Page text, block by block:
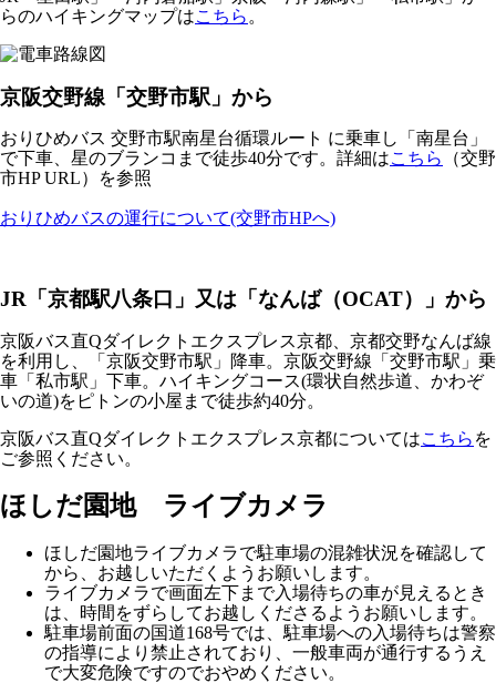
らのハイキングマップはこちら 。
京阪交野線「交野市駅」から
おりひめバス 交野市駅南星台循環ルート に乗車し「南星台」
で下車、星のブランコまで徒歩40分です。詳細はこちら
（交野
市HP URL）を参照
おりひめバスの運行について(交野市HPへ)
JR「京都駅八条口」又は「なんば（OCAT）」から
京阪バス直Qダイレクトエクスプレス京都、京都交野なんば線
を利用し、「京阪交野市駅」降車。京阪交野線「交野市駅」乗
車「私市駅」下車。ハイキングコース(環状自然歩道、かわぞ
いの道)をピトンの小屋まで徒歩約40分。
京阪バス直Qダイレクトエクスプレス京都についてはこちら を
ご参照ください。
ほしだ園地 ライブカメラ
ほしだ園地ライブカメラで駐車場の混雑状況を確認して
から、お越しいただくようお願いします。
ライブカメラで画面左下まで入場待ちの車が見えるとき
は、時間をずらしてお越しくださるようお願いします。
駐車場前面の国道168号では、 駐車場への入場待ちは警察
の指導により禁止 されており、一般車両が通行するうえ
で大変危険ですのでおやめください。